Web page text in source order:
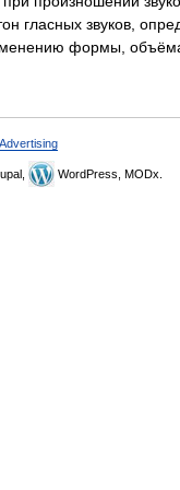
гласных звуков,
формы,
Advertising
WordPress, MODx.